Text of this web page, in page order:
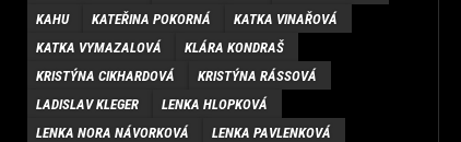
KAHU
KATEŘINA POKORNÁ
KATKA VINAŘOVÁ
KATKA VYMAZALOVÁ
KLÁRA KONDRAŠ
KRISTÝNA CIKHARDOVÁ
KRISTÝNA RÁSSOVÁ
LADISLAV KLEGER
LENKA HLOPKOVÁ
LENKA NORA NÁVORKOVÁ
LENKA PAVLENKOVÁ